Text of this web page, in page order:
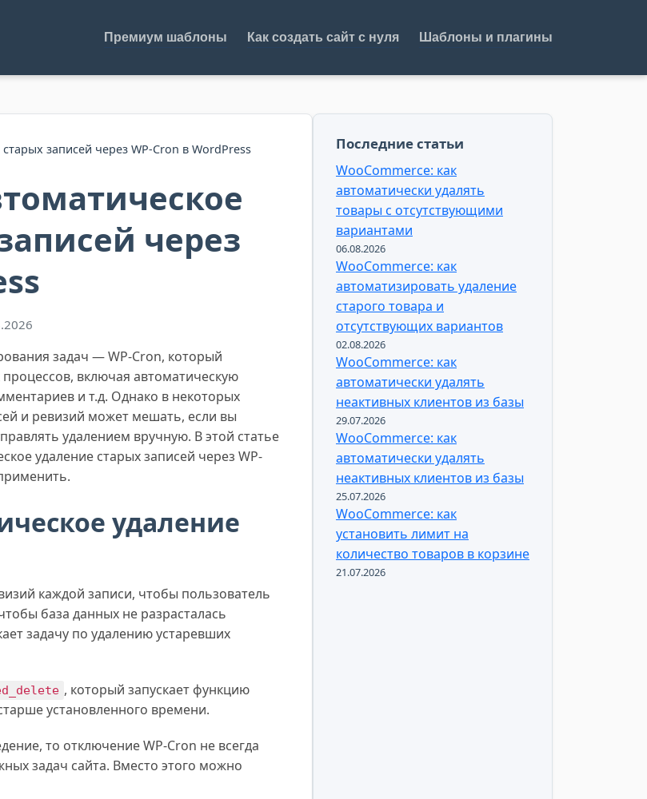
Премиум шаблоны Как создать сайт с нуля Шаблоны и плагины
записей через WP-Cron в WordPress
через
задач — WP-Cron, который
включая автоматическую
и т.д. Однако в некоторых
и ревизий может мешать, если вы
удалением вручную. В этой статье
удаление старых записей через WP-
удаление
каждой записи, чтобы пользователь
база данных не разрасталась
задачу по удалению устаревших
, который запускает функцию
установленного времени.
то отключение WP-Cron не всегда
задач сайта. Вместо этого можно
Последние статьи
WooCommerce: как
автоматически удалять
товары с отсутствующими
вариантами
06.08.2026
WooCommerce: как
автоматизировать удаление
старого товара и
отсутствующих вариантов
02.08.2026
WooCommerce: как
автоматически удалять
неактивных клиентов из базы
29.07.2026
WooCommerce: как
автоматически удалять
неактивных клиентов из базы
25.07.2026
WooCommerce: как
установить лимит на
количество товаров в корзине
21.07.2026